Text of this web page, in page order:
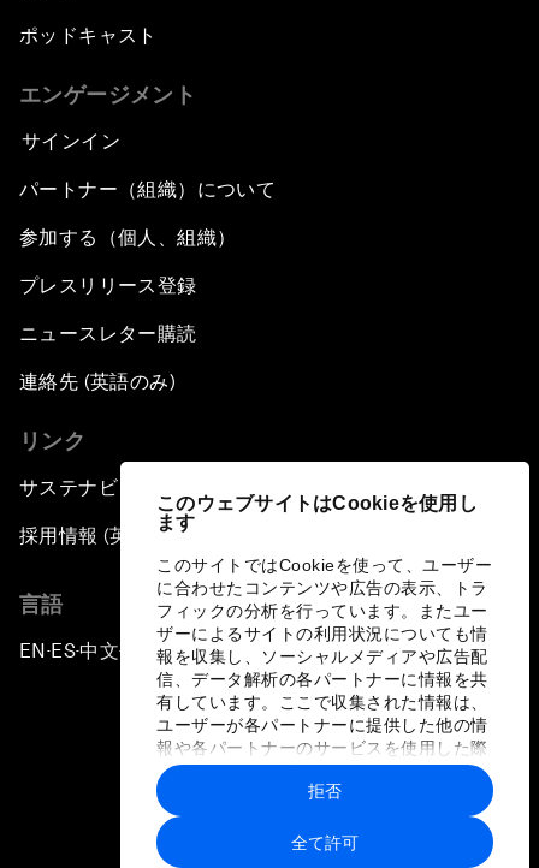
このウェブサイトはCookieを使用し
ます
このサイトではCookieを使って、ユーザー
に合わせたコンテンツや広告の表示、トラ
フィックの分析を行っています。またユー
ザーによるサイトの利用状況についても情
報を収集し、ソーシャルメディアや広告配
信、データ解析の各パートナーに情報を共
有しています。ここで収集された情報は、
ユーザーが各パートナーに提供した他の情
報や各パートナーのサービスを使用した際
に収集された情報と組み合わされ、各パー
トナーによって使用されることがありま
す。
全て許可
拒否
ポッドキャスト
エンゲージメント
サインイン
パートナー（組織）について
参加する（個人、組織）
プレスリリース登録
ニュースレター購読
連絡先 (英語のみ)
リンク
サステナビリティへの取り組み
採用情報 (英語のみ)
言語
EN ▪ES▪中文▪ 日本語
プライバシーポリシーと利用規約
サイトマップ